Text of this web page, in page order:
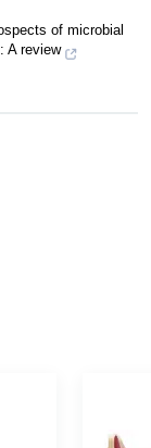
of microbial
A review